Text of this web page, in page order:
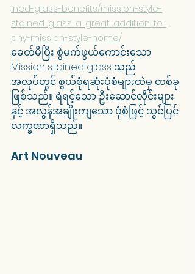
ined-glass-benefits/mission-style-
stained-glass-a-great-addition-to-
any-mission-style-home/
ခေတ်မီပြီး စွဲမက်ဖွယ်ကောင်းသော
Mission stained glass သည်
အလုပ်တွင် စွယ်စုံရဆုံးပုံစံများထဲမှ တစ်ခု
ဖြစ်သည်။ ရဲရင့်သော ဦးဆောင်လိုင်းများ
နှင့် အလွန်အချိုးကျသော ပုံစံဖြင့် သွင်ပြင်
လက္ခဏာရှိသည်။
Art Nouveau